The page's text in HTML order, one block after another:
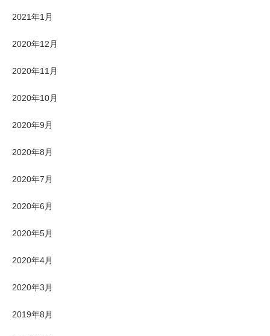
2021年1月
2020年12月
2020年11月
2020年10月
2020年9月
2020年8月
2020年7月
2020年6月
2020年5月
2020年4月
2020年3月
2019年8月